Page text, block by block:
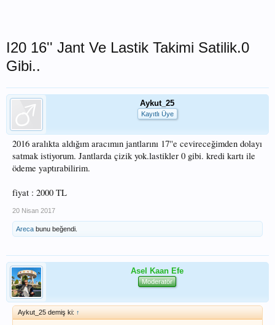
I20 16'' Jant Ve Lastik Takimi Satilik.0
Gibi..
Aykut_25
Kayıtlı Üye
2016 aralıkta aldığım aracımın jantlarını 17''e cevireceğimden dolayı
satmak istiyorum. Jantlarda çizik yok.lastikler 0 gibi. kredi kartı ile
ödeme yaptırabilirim.
fiyat : 2000 TL
20 Nisan 2017
Areca bunu beğendi.
Asel Kaan Efe
Moderatör
Aykut_25 demiş ki: ↑